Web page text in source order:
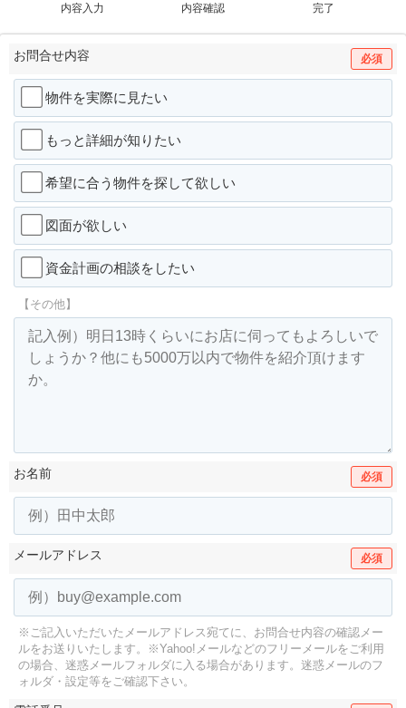
内容入力
内容確認
完了
お問合せ内容 必須
物件を実際に見たい
もっと詳細が知りたい
希望に合う物件を探して欲しい
図面が欲しい
資金計画の相談をしたい
【その他】
お名前 必須
メールアドレス 必須
※ご記入いただいたメールアドレス宛てに、お問合せ内容の確認メー
ルをお送りいたします。
※Yahoo!メールなどのフリーメールをご利用
の場合、迷惑メールフォルダに入る場合があります。 迷惑メールのフ
ォルダ・設定等をご確認下さい。